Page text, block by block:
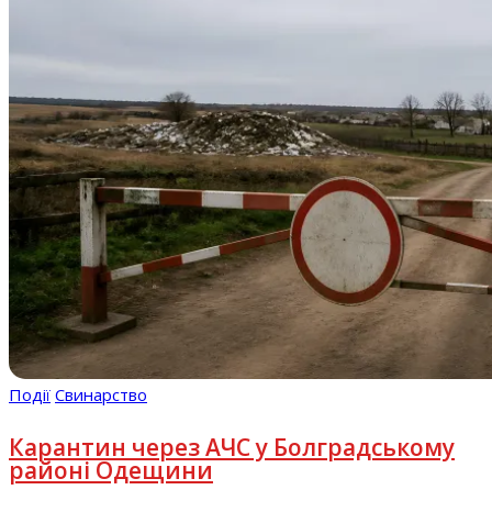
Події Свинарство
Карантин через АЧС у Болградському
районі Одещини